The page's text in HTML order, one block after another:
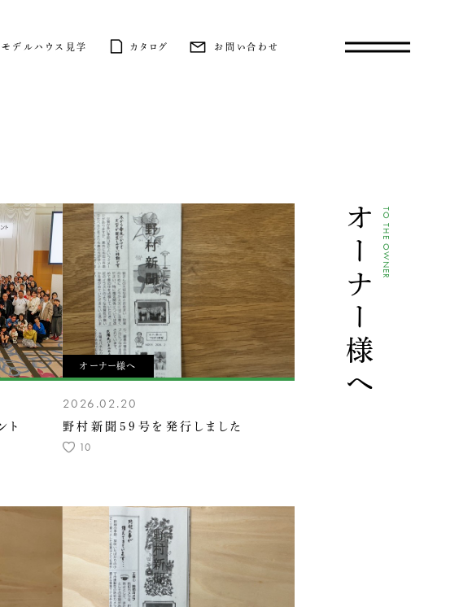
モデルハウス見学 カタログ お問い合わせ
オーナー様へTO THE OWNER
ト
オーナー様へ
2026.02.20
野村新聞59号を発行しました
10